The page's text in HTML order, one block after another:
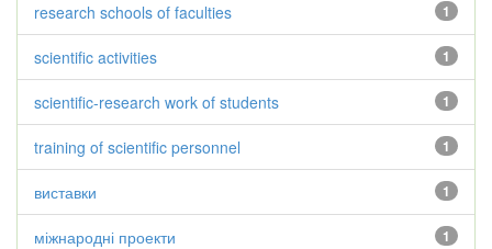
1
research schools of faculties
1
scientific activities
1
scientific-research work of students
1
training of scientific personnel
1
виставки
1
міжнародні проекти